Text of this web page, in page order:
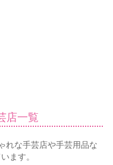
店一覧
れな手芸店や手芸用品な
ます。